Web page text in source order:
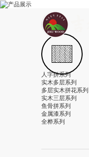
人字拼系列
实木多层系列
多层实木拼花系列
实木三层系列
鱼骨拼系列
金属漆系列
全桦系列